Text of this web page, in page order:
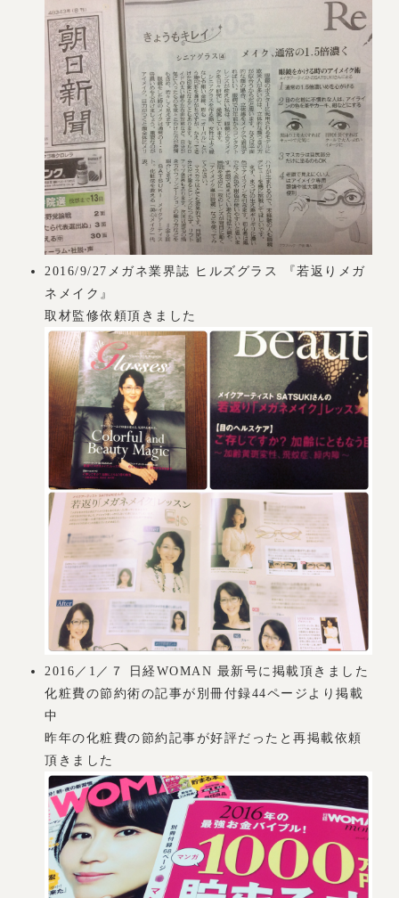
2016/9/27メガネ業界誌 ヒルズグラス 『若返りメガ
ネメイク』
取材監修依頼頂きました
2016／1／７ 日経WOMAN 最新号に掲載頂きました
化粧費の節約術の記事が別冊付録44ページより掲載
中
昨年の化粧費の節約記事が好評だったと再掲載依頼
頂きました